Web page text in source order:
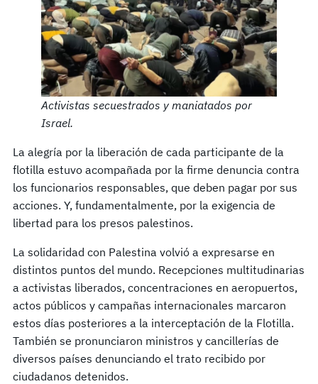
Activistas secuestrados y maniatados por
Israel.
La alegría por la liberación de cada participante de la
flotilla estuvo acompañada por la firme denuncia contra
los funcionarios responsables, que deben pagar por sus
acciones. Y, fundamentalmente, por la exigencia de
libertad para los presos palestinos.
La solidaridad con Palestina volvió a expresarse en
distintos puntos del mundo. Recepciones multitudinarias
a activistas liberados, concentraciones en aeropuertos,
actos públicos y campañas internacionales marcaron
estos días posteriores a la interceptación de la Flotilla.
También se pronunciaron ministros y cancillerías de
diversos países denunciando el trato recibido por
ciudadanos detenidos.